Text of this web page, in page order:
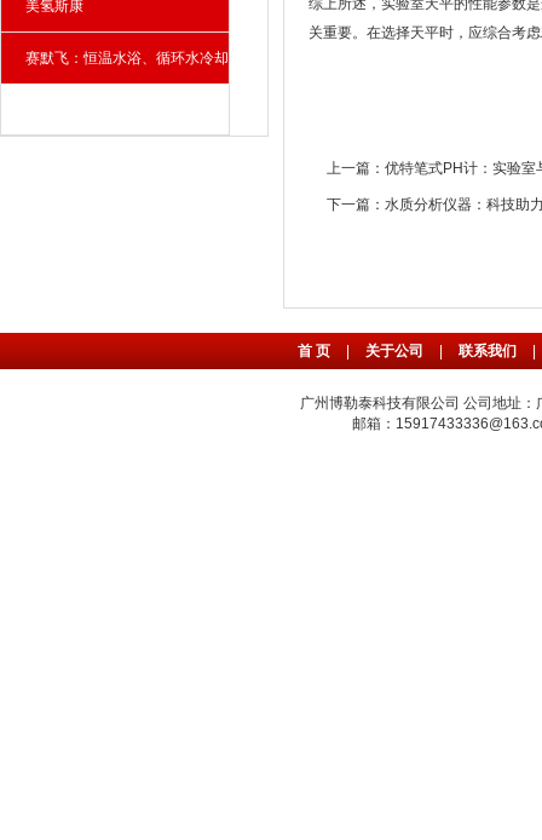
美氢斯康
赛默飞：恒温水浴、循环水冷却
综上所述，实验室天平的性能参数
关重要。在选择天平时，应综合考
上一篇： 优特笔式PH计：实验室
下一篇： 水质分析仪器：科技助
首 页 关于公司 联系我们
广州博勒泰科技有限公司 公司地址
邮箱：